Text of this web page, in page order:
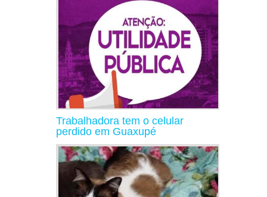
Trabalhadora tem o celular
perdido em Guaxupé